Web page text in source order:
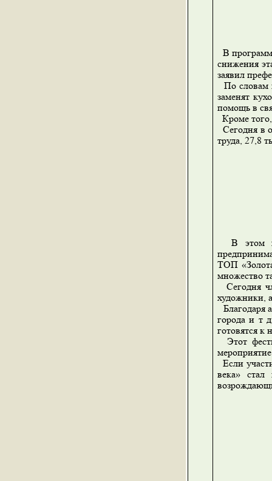
В
снижения
заявил
По словам
заменят
помощь в
Кроме
Сегодня в
труда, 27,8
В этом
ТОП
множество
Сегодня
художники,
Благодаря
города и т
готовятся к
Этот
Если
века»